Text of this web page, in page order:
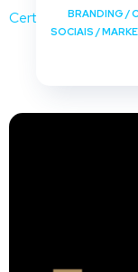
BRANDING /
SOCIAIS /